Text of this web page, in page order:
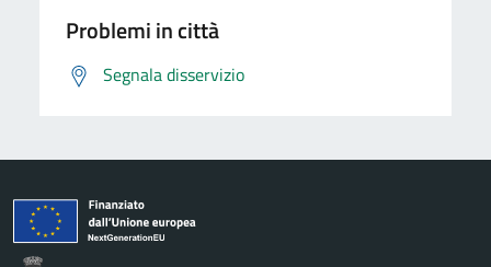
Problemi in città
Segnala disservizio